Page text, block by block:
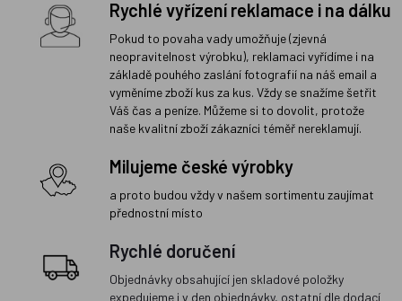
Rychlé vyřízení reklamace i na dálku
Pokud to povaha vady umožňuje (zjevná
neopravitelnost výrobku), reklamaci vyřídíme i na
základě pouhého zaslání fotografií na náš email a
vyměníme zboží kus za kus. Vždy se snažíme šetřit
Váš čas a peníze. Můžeme si to dovolit, protože
naše kvalitní zboží zákazníci téměř nereklamují.
Milujeme české výrobky
a proto budou vždy v našem sortimentu zaujímat
přednostní místo
Rychlé doručení
Objednávky obsahující jen skladové položky
expedujeme i v den objednávky, ostatní dle dodací